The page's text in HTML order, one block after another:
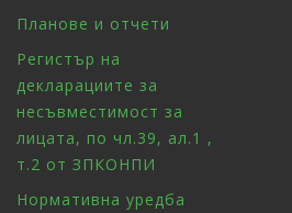
Планове и отчети
Регистър на
декларациите за
несъвместимост за
лицата, по чл.39, ал.1 ,
т.2 от ЗПКОНПИ
Нормативна уредба